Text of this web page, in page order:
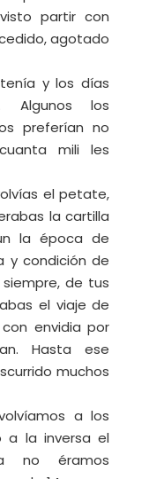
partir con
agotado
y los días
Algunos los
preferían no
mili les
el petate,
la cartilla
la época de
y condición de
de tus
el viaje de
envidia por
Hasta ese
muchos
a los
a la inversa el
no éramos